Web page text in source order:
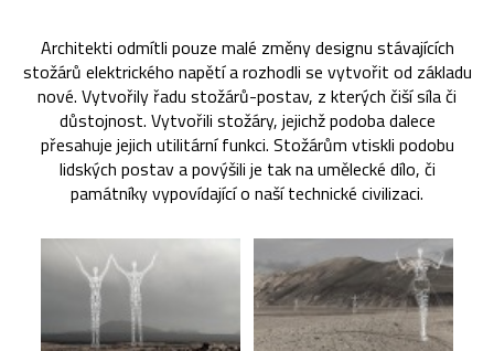
Architekti odmítli pouze malé změny designu stávajících
stožárů elektrického napětí a rozhodli se vytvořit od základu
nové. Vytvořily řadu stožárů-postav, z kterých čiší síla či
důstojnost. Vytvořili stožáry, jejichž podoba dalece
přesahuje jejich utilitární funkci. Stožárům vtiskli podobu
lidských postav a povýšili je tak na umělecké dílo, či
památníky vypovídající o naší technické civilizaci.